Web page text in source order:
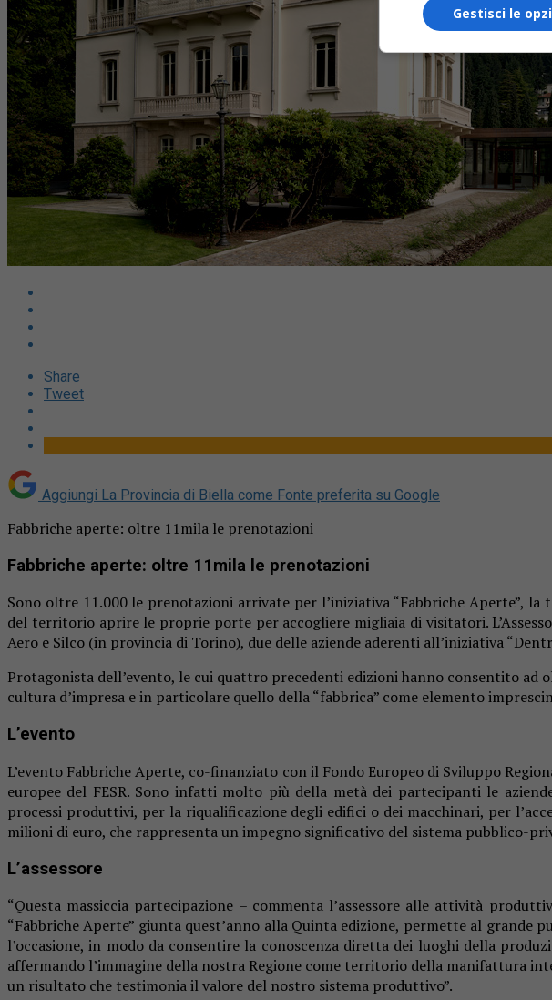
Share
Tweet
Aggiungi La Provincia di Biella come Fonte preferita su Google
Fabbriche aperte: oltre 11mila le prenotazioni
Fabbriche aperte: oltre 11mila le prenotazioni
Sono oltre 11.000 le prenotazioni arrivate per l’iniziativa “Fabbriche Aperte”,
del territorio aprire le proprie porte per accogliere migliaia di visitatori.
Aero e Silco (in provincia di Torino), due delle aziende aderenti all’iniziativa
Protagonista dell’evento, le cui quattro precedenti edizioni hanno consentito
cultura d’impresa e in particolare quello della “fabbrica” come elemento
L’evento
L’evento Fabbriche Aperte, co-finanziato con il Fondo Europeo di Sviluppo
europee del FESR. Sono infatti molto più della metà dei partecipanti le
processi produttivi, per la riqualificazione degli edifici o dei macchinari, per
milioni di euro, che rappresenta un impegno significativo del sistema pubblico-
L’assessore
“Questa massiccia partecipazione – commenta l’assessore alle attività
“Fabbriche Aperte” giunta quest’anno alla Quinta edizione, permette al
l’occasione, in modo da consentire la conoscenza diretta dei luoghi della
affermando l’immagine della nostra Regione come territorio della manifattura
un risultato che testimonia il valore del nostro sistema produttivo”.
Gestisci le